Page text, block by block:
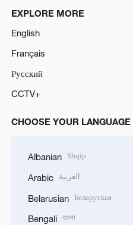
EXPLORE MORE
English
Français
Русский
CCTV+
CHOOSE YOUR LANGUAGE
Albanian Shqip
Arabic العربية
Belarusian Беларуская
Bengali বাংলা